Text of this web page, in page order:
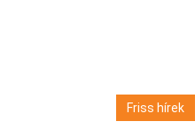
Friss hírek